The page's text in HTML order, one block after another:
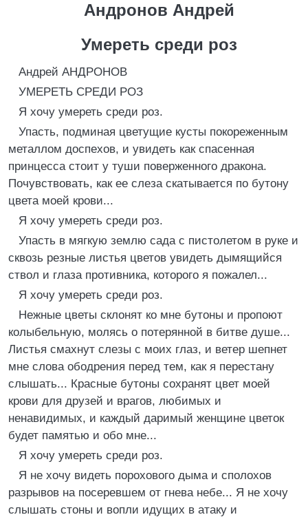
Андронов Андрей
Умереть среди роз
Андрей АНДРОНОВ
УМЕРЕТЬ СРЕДИ РОЗ
Я хочу умереть среди роз.
Упасть, подминая цветущие кусты покореженным
металлом доспехов, и увидеть как спасенная
принцесса стоит у туши поверженного дракона.
Почувствовать, как ее слеза скатывается по бутону
цвета моей крови...
Я хочу умереть среди роз.
Упасть в мягкую землю сада с пистолетом в руке и
сквозь резные листья цветов увидеть дымящийся
ствол и глаза противника, которого я пожалел...
Я хочу умереть среди роз.
Нежные цветы склонят ко мне бутоны и пропоют
колыбельную, молясь о потерянной в битве душе...
Листья смахнут слезы с моих глаз, и ветер шепнет
мне слова ободрения перед тем, как я перестану
слышать... Красные бутоны сохранят цвет моей
крови для друзей и врагов, любимых и
ненавидимых, и каждый даримый женщине цветок
будет памятью и обо мне...
Я хочу умереть среди роз.
Я не хочу видеть порохового дыма и сполохов
разрывов на посеревшем от гнева небе... Я не хочу
слышать стоны и вопли идущих в атаку и